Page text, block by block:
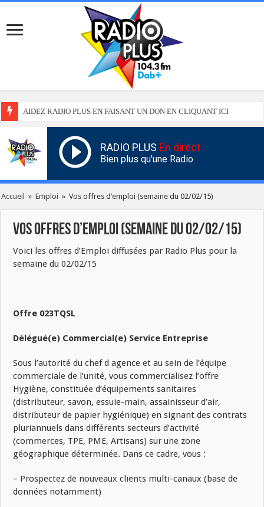
AIDEZ RADIO PLUS EN FAISANT UN DON EN CLIQUANT ICI
RADIO PLUS En direct
Bien plus qu'une Radio
Accueil » Emploi » Vos offres d’emploi (semaine du 02/02/15)
Vos offres d’emploi (semaine du 02/02/15)
Voici les offres d’Emploi diffusées par Radio Plus pour la
semaine du 02/02/15
Offre 023TQSL
Délégué(e) Commercial(e) Service Entreprise
Sous l’autorité du chef d agence et au sein de l’équipe
commerciale de l’unité, vous commercialisez l’offre
Hygiène, constituée d’équipements sanitaires
(distributeur, savon, essuie-main, assainisseur d’air,
distributeur de papier hygiénique) en signant des contrats
pluriannuels dans différents secteurs d’activité
(commerces, TPE, PME, Artisans) sur une zone
géographique déterminée. Dans ce cadre, vous :
– Prospectez de nouveaux clients multi-canaux (base de
données notamment)